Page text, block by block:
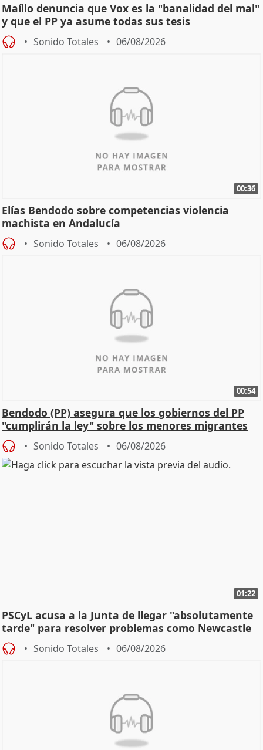
Maíllo denuncia que Vox es la "banalidad del mal"
y que el PP ya asume todas sus tesis
Sonido Totales 06/08/2026
00:36
Elías Bendodo sobre competencias violencia
machista en Andalucía
Sonido Totales 06/08/2026
00:54
Bendodo (PP) asegura que los gobiernos del PP
"cumplirán la ley" sobre los menores migrantes
Sonido Totales 06/08/2026
01:22
PSCyL acusa a la Junta de llegar "absolutamente
tarde" para resolver problemas como Newcastle
Sonido Totales 06/08/2026